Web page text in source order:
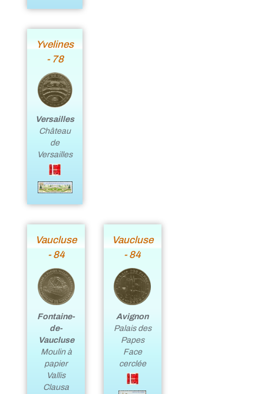
Yvelines
- 78
Versailles
Château
de
Versailles
Vaucluse
- 84
Fontaine-
de-
Vaucluse
Moulin à
papier
Vallis
Clausa
Vaucluse
- 84
Avignon
Palais des
Papes
Face
cerclée